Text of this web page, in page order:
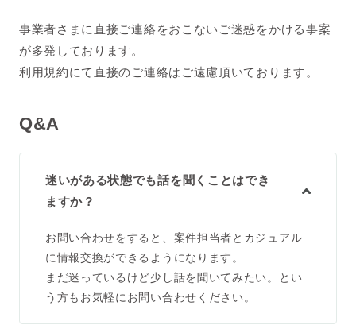
事業者さまに直接ご連絡をおこないご迷惑をかける事案
が多発しております。
利用規約にて直接のご連絡はご遠慮頂いております。
Q&A
迷いがある状態でも話を聞くことはでき
ますか？
お問い合わせをすると、案件担当者とカジュアル
に情報交換ができるようになります。
まだ迷っているけど少し話を聞いてみたい。とい
う方もお気軽にお問い合わせください。